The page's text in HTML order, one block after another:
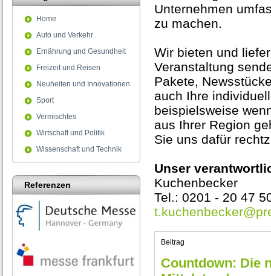
Home
Auto und Verkehr
Ernährung und Gesundheit
Freizeit und Reisen
Neuheiten und Innovationen
Sport
Vermischtes
Wirtschaft und Politik
Wissenschaft und Technik
Referenzen
Unternehmen
zu machen.
Wir bieten und
Veranstaltung
Pakete,
auch Ihre
beispielsweise
aus Ihrer Region
Sie uns dafür
Unser
Kuchenbecker
Tel.: 0201 - 20 47
Beitrag
Countdown: Die